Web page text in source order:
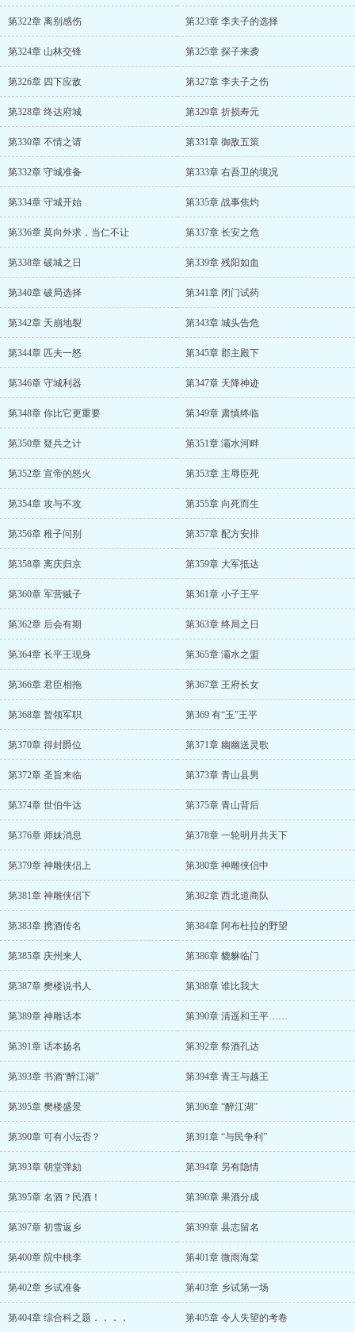
第322章 离别感伤 第323章 李夫子的选择
第324章 山林交锋 第325章 探子来袭
第326章 四下应敌 第327章 李夫子之伤
第328章 终达府城 第329章 折损寿元
第330章 不情之请 第331章 御敌五策
第332章 守城准备 第333章 右吾卫的境况
第334章 守城开始 第335章 战事焦灼
第336章 莫向外求，当仁不让 第337章 长安之危
第338章 破城之日 第339章 残阳如血
第340章 破局选择 第341章 闭门试药
第342章 天崩地裂 第343章 城头告危
第344章 匹夫一怒 第345章 郡主殿下
第346章 守城利器 第347章 天降神迹
第348章 你比它更重要 第349章 肃慎终临
第350章 疑兵之计 第351章 灞水河畔
第352章 宣帝的怒火 第353章 主辱臣死
第354章 攻与不攻 第355章 向死而生
第356章 稚子问别 第357章 配方安排
第358章 离庆归京 第359章 大军抵达
第360章 军营贼子 第361章 小子王平
第362章 后会有期 第363章 终局之日
第364章 长平王现身 第365章 灞水之盟
第366章 君臣相拖 第367章 王府长女
第368章 暂领军职 第369 有“玉”王平
第370章 得封爵位 第371章 幽幽送灵歌
第372章 圣旨来临 第373章 青山县男
第374章 世伯牛达 第375章 青山背后
第376章 师妹消息 第378章 一轮明月共天下
第379章 神雕侠侣上 第380章 神雕侠侣中
第381章 神雕侠侣下 第382章 西北道商队
第383章 携酒传名 第384章 阿布杜拉的野望
第385章 庆州来人 第386章 貔貅临门
第387章 樊楼说书人 第388章 谁比我大
第389章 神雕话本 第390章 清遥和王平……
第391章 话本扬名 第392章 祭酒孔达
第393章 书酒“醉江湖” 第394章 青王与越王
第395章 樊楼盛景 第396章 “醉江湖”
第390章 可有小坛否？ 第391章 “与民争利”
第393章 朝堂弹劾 第394章 另有隐情
第395章 名酒？民酒！ 第396章 果酒分成
第397章 初雪返乡 第399章 县志留名
第400章 院中桃李 第401章 微雨海棠
第402章 乡试准备 第403章 乡试第一场
第404章 综合科之题．．．． 第405章 令人失望的考卷